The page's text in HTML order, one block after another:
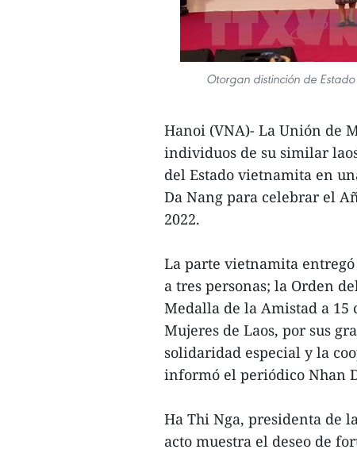
Otorgan distinción de
Hanoi (VNA)- La Unión de
individuos de su similar
del Estado vietnamita en
Da Nang para celebrar el
2022.
La parte vietnamita
a tres personas; la Orden
Medalla de la Amistad a 15
Mujeres de Laos, por sus
solidaridad especial y la
informó el periódico Nhan
Ha Thi Nga, presidenta de
acto muestra el deseo de